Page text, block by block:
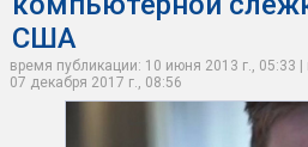
США
время публикации: 10 июня 2013 г., 05:33
07 декабря 2017 г., 08:56